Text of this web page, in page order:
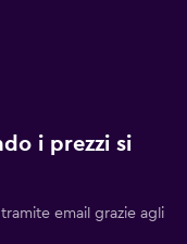
i prezzi si
email grazie agli